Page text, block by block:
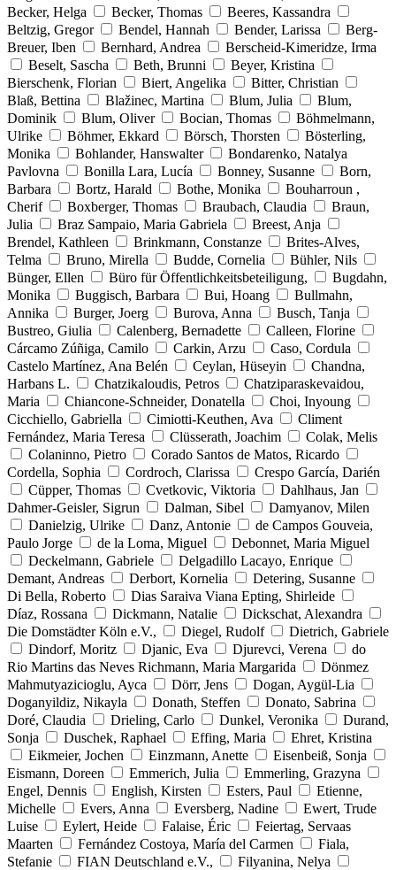
Becker, Helga
Becker, Thomas
Beeres, Kassandra
Beltzig, Gregor
Bendel, Hannah Bender, Larissa
Berg-
Breuer, Iben
Bernhard, Andrea
Berscheid-Kimeridze, Irma
Beselt, Sascha
Beth, Brunni
Beyer, Kristina
Bierschenk, Florian
Biert, Angelika
Bitter, Christian
Blaß, Bettina
Blažinec, Martina Blum, Julia
Blum,
Dominik
Blum, Oliver Bocian, Thomas
Böhmelmann,
Ulrike
Böhmer, Ekkard Börsch, Thorsten
Bösterling,
Monika
Bohlander, Hanswalter
Bondarenko, Natalya
Pavlovna
Bonilla Lara, Lucía Bonney, Susanne
Born,
Barbara
Bortz, Harald Bothe, Monika
Bouharroun ,
Cherif
Boxberger, Thomas Braubach, Claudia
Braun,
Julia
Braz Sampaio, Maria Gabriela
Breest, Anja
Brendel, Kathleen
Brinkmann, Constanze
Brites-Alves,
Telma
Bruno, Mirella Budde, Cornelia
Bühler, Nils
Bünger, Ellen
Büro für Öffentlichkeitsbeteiligung,
Bugdahn,
Monika
Buggisch, Barbara Bui, Hoang
Bullmahn,
Annika
Burger, Joerg Burova, Anna
Busch, Tanja
Bustreo, Giulia
Calenberg, Bernadette
Calleen, Florine
Cárcamo Zúñiga, Camilo
Carkin, Arzu
Caso, Cordula
Castelo Martínez, Ana Belén
Ceylan, Hüseyin
Chandna,
Harbans L.
Chatzikaloudis, Petros
Chatziparaskevaidou,
Maria
Chiancone-Schneider, Donatella
Choi, Inyoung
Cicchiello, Gabriella
Cimiotti-Keuthen, Ava
Climent
Fernández, Maria Teresa
Clüsserath, Joachim
Colak, Melis
Colaninno, Pietro
Corado Santos de Matos, Ricardo
Cordella, Sophia
Cordroch, Clarissa
Crespo García, Darién
Cüpper, Thomas
Cvetkovic, Viktoria
Dahlhaus, Jan
Dahmer-Geisler, Sigrun
Dalman, Sibel
Damyanov, Milen
Danielzig, Ulrike
Danz, Antonie
de Campos Gouveia,
Paulo Jorge
de la Loma, Miguel
Debonnet, Maria Miguel
Deckelmann, Gabriele
Delgadillo Lacayo, Enrique
Demant, Andreas
Derbort, Kornelia
Detering, Susanne
Di Bella, Roberto
Dias Saraiva Viana Epting, Shirleide
Díaz, Rossana
Dickmann, Natalie
Dickschat, Alexandra
Die Domstädter Köln e.V.,
Diegel, Rudolf
Dietrich, Gabriele
Dindorf, Moritz
Djanic, Eva Djurevci, Verena
do
Rio Martins das Neves Richmann, Maria Margarida
Dönmez
Mahmutyazicioglu, Ayca
Dörr, Jens
Dogan, Aygül-Lia
Doganyildiz, Nikayla
Donath, Steffen
Donato, Sabrina
Doré, Claudia
Drieling, Carlo Dunkel, Veronika
Durand,
Sonja
Duschek, Raphael Effing, Maria
Ehret, Kristina
Eikmeier, Jochen
Einzmann, Anette
Eisenbeiß, Sonja
Eismann, Doreen
Emmerich, Julia
Emmerling, Grazyna
Engel, Dennis
English, Kirsten Esters, Paul
Etienne,
Michelle
Evers, Anna Eversberg, Nadine
Ewert, Trude
Luise
Eylert, Heide Falaise, Éric
Feiertag, Servaas
Maarten
Fernández Costoya, María del Carmen
Fiala,
Stefanie
FIAN Deutschland e.V.,
Filyanina, Nelya